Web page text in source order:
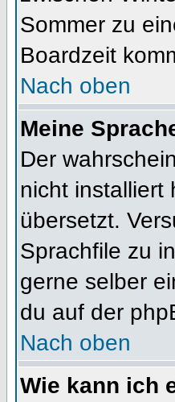
Sommer zu
Boardzeit
Nach oben
Meine
Der
nicht installiert
übersetzt.
Sprachfile zu
gerne selber
du auf der
Nach oben
Wie kann ich